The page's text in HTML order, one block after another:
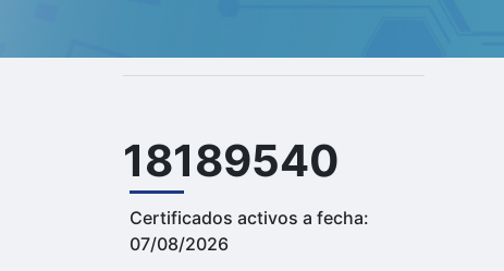
18189540
Certificados activos a fecha:
07/08/2026